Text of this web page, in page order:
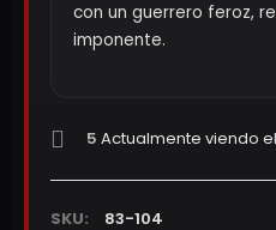
con un guerrero feroz,
imponente.
5 Actualmente viendo
SKU:
83-104